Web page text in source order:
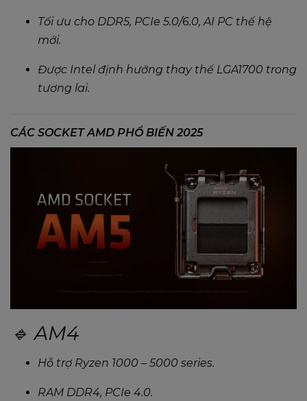
Tối ưu cho DDR5, PCIe 5.0/6.0, AI PC thế hệ
mới.
Được Intel định hướng thay thế LGA1700 trong
tương lai.
CÁC SOCKET AMD PHỔ BIẾN 2025
🔹 AM4
Hỗ trợ Ryzen 1000 – 5000 series.
RAM DDR4, PCIe 4.0.